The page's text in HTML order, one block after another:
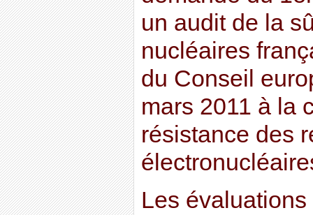
un audit de la
nucléaires
du Conseil
mars 2011 à la
résistance des
Les